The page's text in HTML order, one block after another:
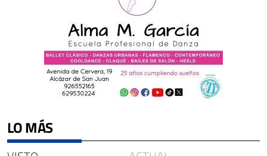
LO MÁS